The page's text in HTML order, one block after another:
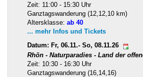
Zeit: 11:00 - 15:30 Uhr
Ganztagswanderung (12,12,10 km)
Altersklasse: ab 40
... mehr Infos und Tickets
Datum: Fr, 06.11.- So, 08.11.26
Rhön - Naturparadies - Land der
Zeit: 10:30 - 16:30 Uhr
Ganztagswanderung (16,14,16)